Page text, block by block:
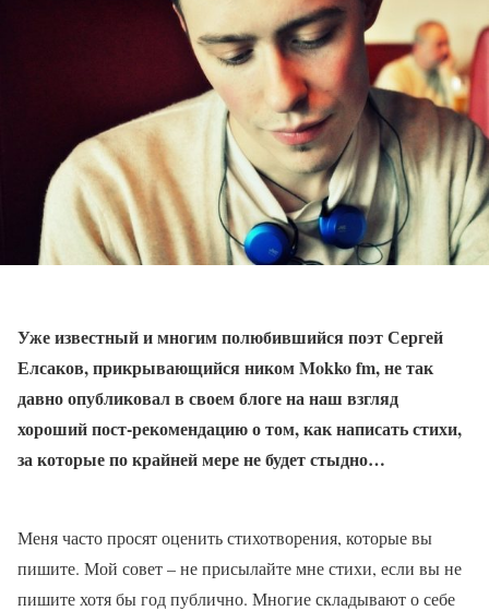
Уже известный и многим полюбившийся поэт Сергей
Елсаков, прикрывающийся ником Mokko fm, не так
давно опубликовал в своем блоге на наш взгляд
хороший пост-рекомендацию о том, как написать стихи,
за которые по крайней мере не будет стыдно…
Меня часто просят оценить стихотворения, которые вы
пишите. Мой совет – не присылайте мне стихи, если вы не
пишите хотя бы год публично. Многие складывают о себе